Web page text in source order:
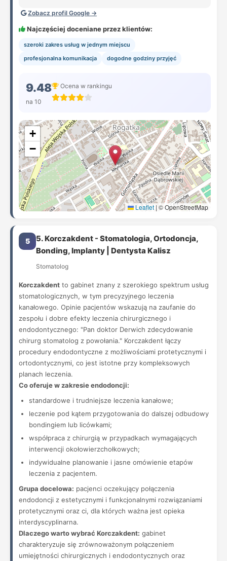
Zobacz profil Google →
Najczęściej doceniane przez klientów:
szeroki zakres usług w jednym miejscu
profesjonalna komunikacja
dogodne godziny przyjęć
9.48
na 10
Ocena w rankingu
+
−
Leaflet | © OpenStreetMap
5
5. Korczakdent - Stomatologia, Ortodoncja,
Bonding, Implanty | Dentysta Kalisz
Stomatolog
Korczakdent to gabinet znany z szerokiego spektrum usług
stomatologicznych, w tym precyzyjnego leczenia
kanałowego. Opinie pacjentów wskazują na zaufanie do
zespołu i dobre efekty leczenia chirurgicznego i
endodontycznego: "Pan doktor Derwich zdecydowanie
chirurg stomatolog z powołania." Korczakdent łączy
procedury endodontyczne z możliwościami protetycznymi i
ortodontycznymi, co jest istotne przy kompleksowych
planach leczenia.
Co oferuje w zakresie endodoncji:
standardowe i trudniejsze leczenia kanałowe;
leczenie pod kątem przygotowania do dalszej odbudowy
bondingiem lub licówkami;
współpraca z chirurgią w przypadkach wymagających
interwencji okołowierzchołkowych;
indywidualne planowanie i jasne omówienie etapów
leczenia z pacjentem.
Grupa docelowa: pacjenci oczekujący połączenia
endodoncji z estetycznymi i funkcjonalnymi rozwiązaniami
protetycznymi oraz ci, dla których ważna jest opieka
interdyscyplinarna.
Dlaczego warto wybrać Korczakdent: gabinet
charakteryzuje się zrównoważonym połączeniem
umiejętności chirurgicznych i endodontycznych oraz